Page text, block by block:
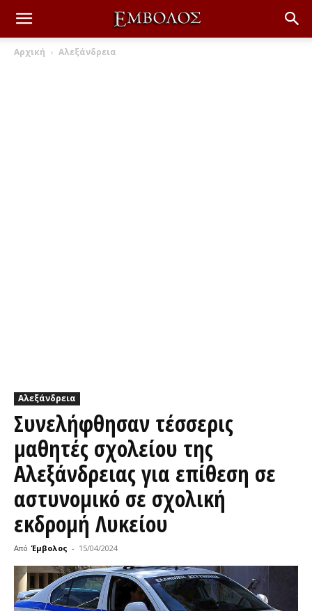
Αρχική Αλεξάνδρεια
Αλεξάνδρεια
Συνελήφθησαν τέσσερις
μαθητές σχολείου της
Αλεξάνδρειας για επίθεση σε
αστυνομικό σε σχολική
εκδρομή Λυκείου
Από Έμβολος - 15/04/2024